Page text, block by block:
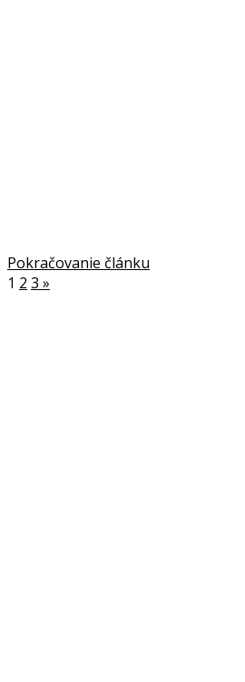
Pokračovanie článku
1 2 3 »